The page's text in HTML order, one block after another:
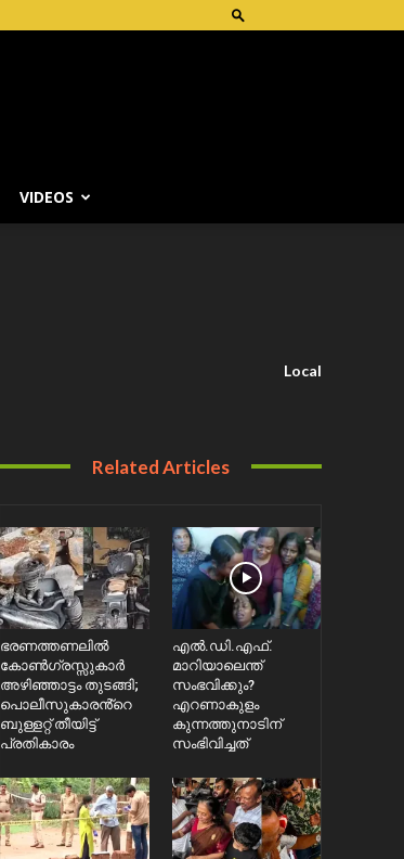
VIDEOS
Local
Related Articles
ഭരണത്തണലിൽ
കോൺഗ്രസ്സുകാർ
അഴിഞ്ഞാട്ടം തുടങ്ങി;
പൊലീസുകാരൻ്റെ
ബുള്ളറ്റ് തീയിട്ട്
പ്രതികാരം
എൽ.ഡി.എഫ്.
മാറിയാലെന്ത്
സംഭവിക്കും?
എറണാകുളം
കുന്നത്തുനാടിന്
സംഭിവിച്ചത്